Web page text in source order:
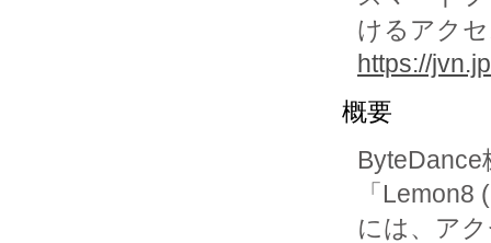
けるアク
https://
概要
「
には、ア